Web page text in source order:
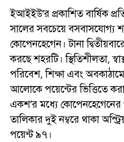
ইআইইউ’র প্রকাশিত বার্ষিক
সালের সবচেয়ে বসবাসযোগ্য
কোপেনহেগেন। টানা
করছে শহরটি। স্থিতিশীলতা,
পরিবেশ, শিক্ষা এবং
আলোকে পয়েন্টের ভিত্তিতে
একশ’র মধ্যে
তালিকার দুই নম্বরে থাকা
পয়েন্ট ৯৭।